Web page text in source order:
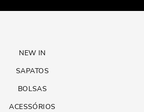
NEW IN
SAPATOS
BOLSAS
ACESSÓRIOS